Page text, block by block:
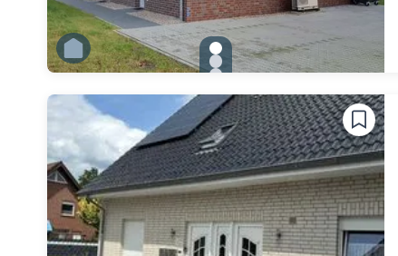
gallery.slide_selector
Zu Slide 1 wechseln
Zu Slide 2 wechseln
Zu Slide 4 wechseln
Zu Slide 5 wechseln
Zu Slide 6 wechseln